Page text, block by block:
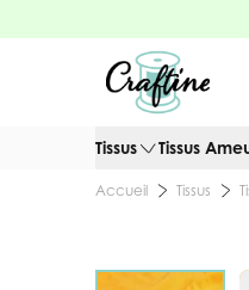
Tissus Tissus
Accueil Tissus